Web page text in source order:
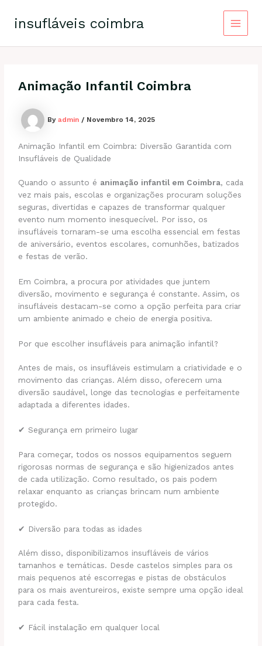
contentinsufláveis coimbra
Main
Menu
Animação Infantil Coimbra
Byadmin / Novembro 14, 2025
Animação Infantil em Coimbra: Diversão Garantida com
Insufláveis de Qualidade
Quando o assunto é animação infantil em Coimbra, cada
vez mais pais, escolas e organizações procuram soluções
seguras, divertidas e capazes de transformar qualquer
evento num momento inesquecível. Por isso, os
insufláveis tornaram-se uma escolha essencial em festas
de aniversário, eventos escolares, comunhões, batizados
e festas de verão.
Em Coimbra, a procura por atividades que juntem
diversão, movimento e segurança é constante. Assim, os
insufláveis destacam-se como a opção perfeita para criar
um ambiente animado e cheio de energia positiva.
Por que escolher insufláveis para animação infantil?
Antes de mais, os insufláveis estimulam a criatividade e o
movimento das crianças. Além disso, oferecem uma
diversão saudável, longe das tecnologias e perfeitamente
adaptada a diferentes idades.
✔ Segurança em primeiro lugar
Para começar, todos os nossos equipamentos seguem
rigorosas normas de segurança e são higienizados antes
de cada utilização. Como resultado, os pais podem
relaxar enquanto as crianças brincam num ambiente
protegido.
✔ Diversão para todas as idades
Além disso, disponibilizamos insufláveis de vários
tamanhos e temáticas. Desde castelos simples para os
mais pequenos até escorregas e pistas de obstáculos
para os mais aventureiros, existe sempre uma opção ideal
para cada festa.
✔ Fácil instalação em qualquer local